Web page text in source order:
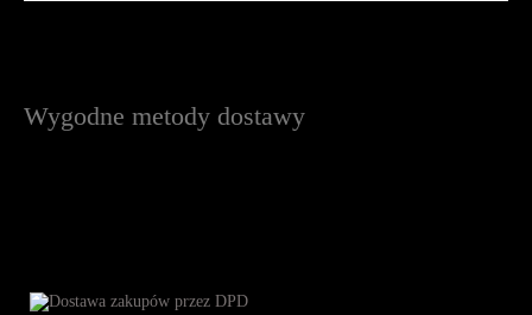
Wygodne metody dostawy